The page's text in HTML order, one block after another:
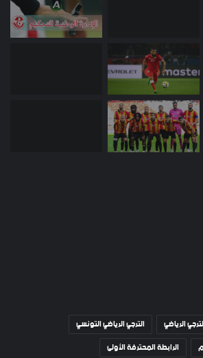
الرياضي
الترجي الرياضي التونسي
الرابطة المحترفة الأولى